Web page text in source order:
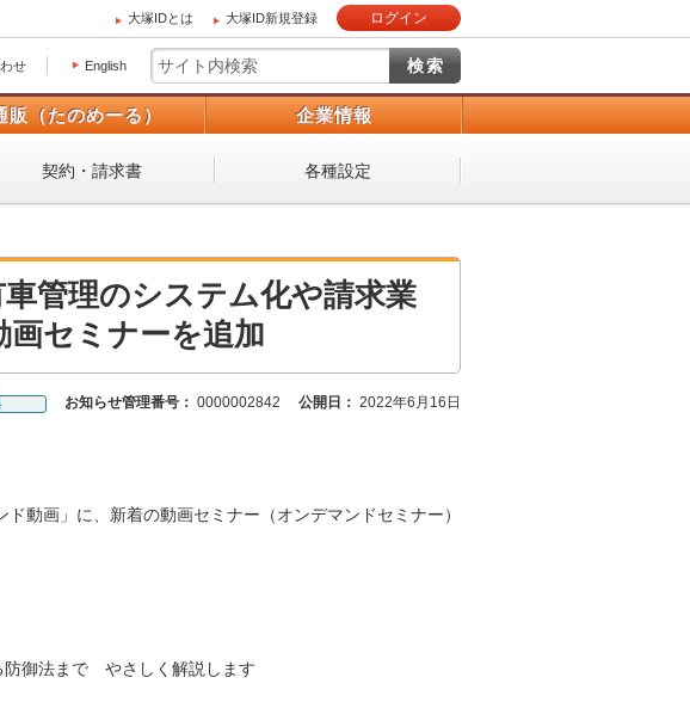
大塚IDとは 大塚ID新規登録 ログイン
せ English
販（たのめーる） 企業情報
契約・請求書 各種設定
車管理のシステム化や請求業
画セミナーを追加
お知らせ管理番号： 0000002842 公開日： 2022年6月16日
動画」に、新着の動画セミナー（オンデマンドセミナー）
防御法まで やさしく解説します